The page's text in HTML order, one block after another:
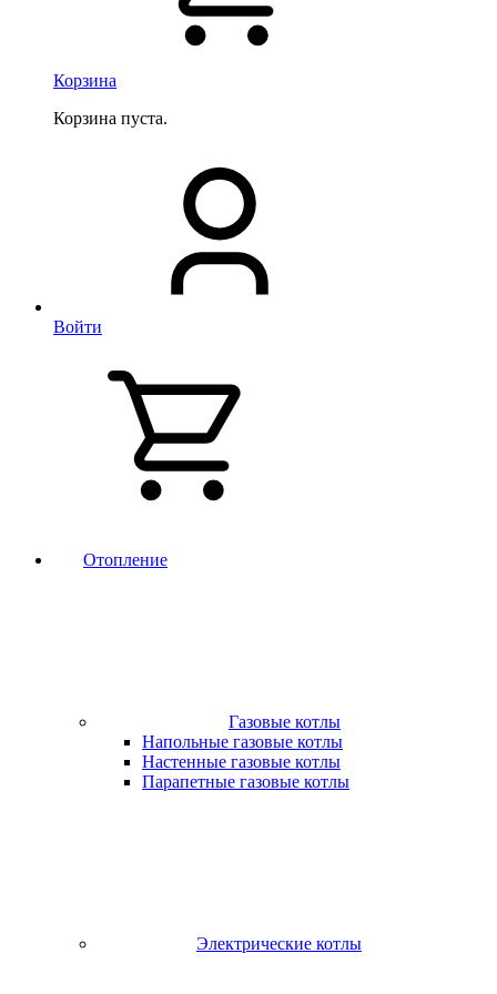
Корзина
Корзина пуста.
Войти
Отопление
Газовые котлы
Напольные газовые котлы
Настенные газовые котлы
Парапетные газовые котлы
Электрические котлы